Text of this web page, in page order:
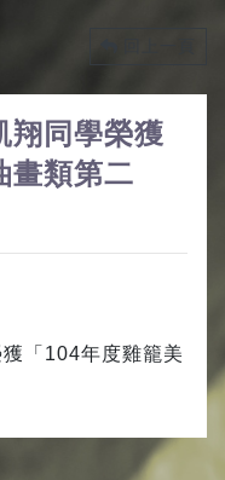
翔同學榮獲
畫類第二
「104年度雞籠美